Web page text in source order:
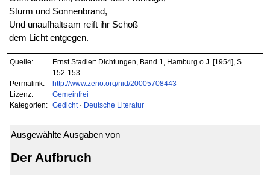
Sturm und Sonnenbrand,
Und unaufhaltsam reift ihr Schoß
dem Licht entgegen.
Quelle:
Ernst Stadler: Dichtungen, Band 1, Hamburg o.J. [1954], S.
152-153.
Permalink:
http://www.zeno.org/nid/20005708443
Lizenz:
Gemeinfrei
Kategorien:
Gedicht· Deutsche Literatur
Ausgewählte Ausgaben von
Der Aufbruch